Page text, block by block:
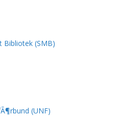
Bibliotek (SMB)
(UNF)